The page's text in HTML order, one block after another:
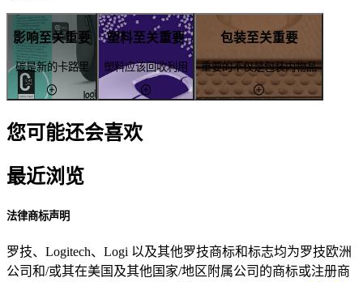
影响至关重要
碳是新的卡路里
塑料至关重要
塑料应该回收利用
包装至关重要
重要的不仅是包装内物品
您可能还会喜欢
最近浏览
法律商标声明
罗技、Logitech、Logi 以及其他罗技商标和标志均为罗技欧洲
公司和/或其在美国及其他国家/地区附属公司的商标或注册商